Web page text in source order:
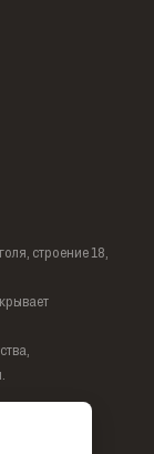
строение 18,